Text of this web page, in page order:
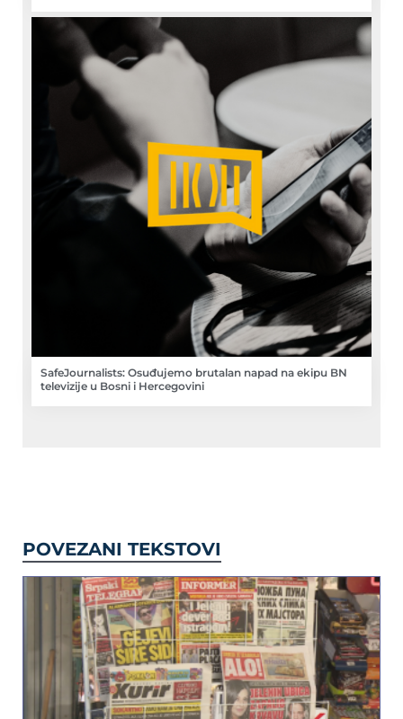
SafeJournalists: Osuđujemo brutalan napad na ekipu BN
televizije u Bosni i Hercegovini
POVEZANI TEKSTOVI